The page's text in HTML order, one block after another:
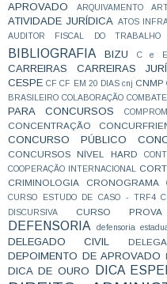
APROVADO ARQUIVAMENTO
ATIVIDADE JURÍDICA ATOS
AUDITOR FISCAL DO TRABALHO
BIBLIOGRAFIA BIZU C e E
CARREIRAS CARREIRAS
CESPE CF CF EM 20 DIAS cnj CNMP
BRASILEIRO COLABORAÇÃO
PARA CONCURSOS
CONCENTRAÇÃO
CONCURSO PÚBLICO
CONCURSOS NÍVEL HARD
COOPERAÇÃO INTERNACIONAL
CRIMINOLOGIA CRONOGRAMA
CURSO ESTUDO DE CASO - TRF4
DISCURSIVA
CURSO
DEFENSORIA
defensoria
DELEGADO CIVIL
DEPOIMENTO DE APROVADO
DICA DE OURO DICA